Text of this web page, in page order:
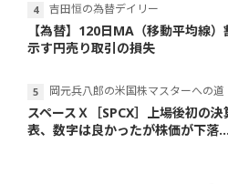
吉田恒の為替デイリー
【為替】120日MA（移動平均線）
示す円売り取引の損失
岡元兵八郎の米国株マスターへの道
スペースＸ［SPCX］上場後初の決
表、数字は良かったが株価が下落...